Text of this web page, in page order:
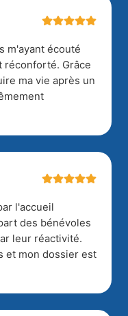
m'ayant écouté
réconforté. Grâce
ma vie après un
l'accueil
des bénévoles
leur réactivité.
et mon dossier est